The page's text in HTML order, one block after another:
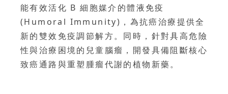
能有效活化 B 細胞媒介的體液免疫
(Humoral Immunity)，為抗癌治療提供全
新的雙效免疫調節解方。同時，針對具高危險
性與治療困境的兒童腦瘤，開發具備阻斷核心
致癌通路與重塑腫瘤代謝的植物新藥。